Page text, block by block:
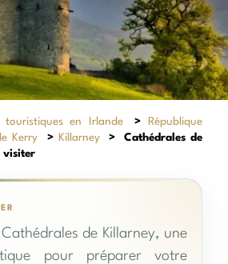
touristiques en Irlande >
République
Kerry > Killarney >
Cathédrales de
visiter
de Killarney, une
pour préparer votre